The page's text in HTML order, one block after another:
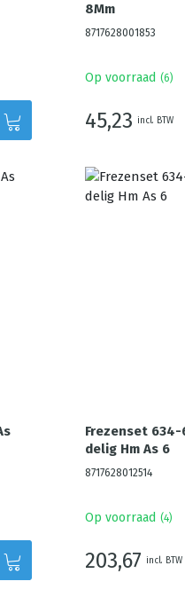
8Mm
8717628001853
Op voorraad (6)
45,23 incl. BTW
Frezenset
delig Hm As 6
8717628012514
Op voorraad (4)
203,67 incl. BTW